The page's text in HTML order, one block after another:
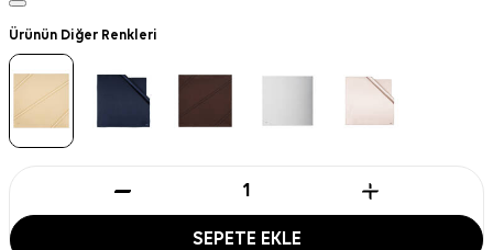
Ürünün Diğer Renkleri
SEPETE EKLE